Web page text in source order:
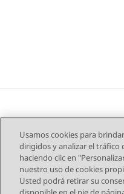
Usamos cookies para
dirigidos y analizar el tráfico
haciendo clic en
nuestro uso de cookies
Usted podrá retirar su